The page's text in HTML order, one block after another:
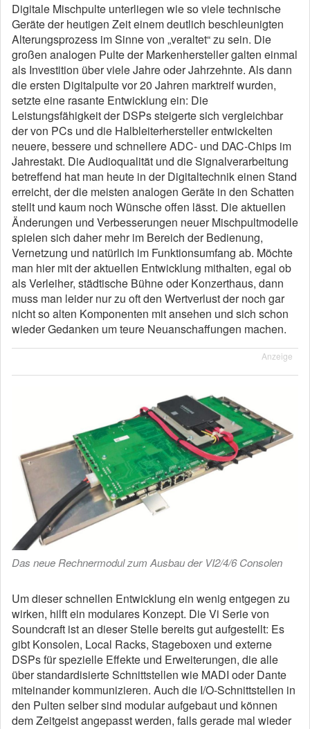
Digitale Mischpulte unterliegen wie so viele technische
Geräte der heutigen Zeit einem deutlich beschleunigten
Alterungsprozess im Sinne von „veraltet“ zu sein. Die
großen analogen Pulte der Markenhersteller galten einmal
als Investition über viele Jahre oder Jahrzehnte. Als dann
die ersten Digitalpulte vor 20 Jahren marktreif wurden,
setzte eine rasante Entwicklung ein: Die
Leistungsfähigkeit der DSPs steigerte sich vergleichbar
der von PCs und die Halbleiterhersteller entwickelten
neuere, bessere und schnellere ADC- und DAC-Chips im
Jahrestakt. Die Audioqualität und die Signalverarbeitung
betreffend hat man heute in der Digitaltechnik einen Stand
erreicht, der die meisten analogen Geräte in den Schatten
stellt und kaum noch Wünsche offen lässt. Die aktuellen
Änderungen und Verbesserungen neuer Mischpultmodelle
spielen sich daher mehr im Bereich der Bedienung,
Vernetzung und natürlich im Funktionsumfang ab. Möchte
man hier mit der aktuellen Entwicklung mithalten, egal ob
als Verleiher, städtische Bühne oder Konzerthaus, dann
muss man leider nur zu oft den Wertverlust der noch gar
nicht so alten Komponenten mit ansehen und sich schon
wieder Gedanken um teure Neuanschaffungen machen.
Anzeige
Das neue Rechnermodul zum Ausbau der VI2/4/6 Consolen
Um dieser schnellen Entwicklung ein wenig entgegen zu
wirken, hilft ein modulares Konzept. Die Vi Serie von
Soundcraft ist an dieser Stelle bereits gut aufgestellt: Es
gibt Konsolen, Local Racks, Stageboxen und externe
DSPs für spezielle Effekte und Erweiterungen, die alle
über standardisierte Schnittstellen wie MADI oder Dante
miteinander kommunizieren. Auch die I/O-Schnittstellen in
den Pulten selber sind modular aufgebaut und können
dem Zeitgeist angepasst werden, falls gerade mal wieder